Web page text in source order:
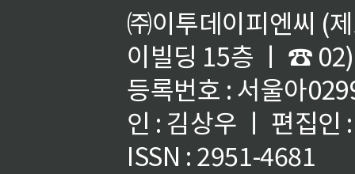
㈜이투데이피엔씨 (
이빌딩 15층 ㅣ ☎
등록번호 : 서울아
인 : 김상우 ㅣ 편집인
ISSN : 2951-4681